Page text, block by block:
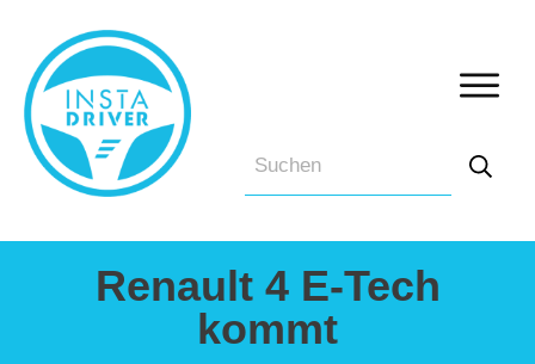
Renault 4 E-Tech
kommt